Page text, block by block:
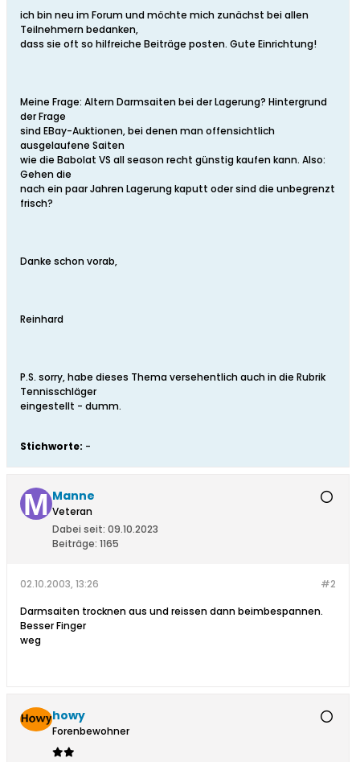
ich bin neu im Forum und möchte mich zunächst bei allen
Teilnehmern bedanken,
dass sie oft so hilfreiche Beiträge posten. Gute Einrichtung!
Meine Frage: Altern Darmsaiten bei der Lagerung? Hintergrund
der Frage
sind EBay-Auktionen, bei denen man offensichtlich
ausgelaufene Saiten
wie die Babolat VS all season recht günstig kaufen kann. Also:
Gehen die
nach ein paar Jahren Lagerung kaputt oder sind die unbegrenzt
frisch?
Danke schon vorab,
Reinhard
P.S. sorry, habe dieses Thema versehentlich auch in die Rubrik
Tennisschläger
eingestellt - dumm.
Stichworte: -
Manne
Veteran
Dabei seit: 09.10.2023
Beiträge: 1165
#2
02.10.2003, 13:26
Darmsaiten trocknen aus und reissen dann beimbespannen.
Besser Finger
weg
howy
Forenbewohner